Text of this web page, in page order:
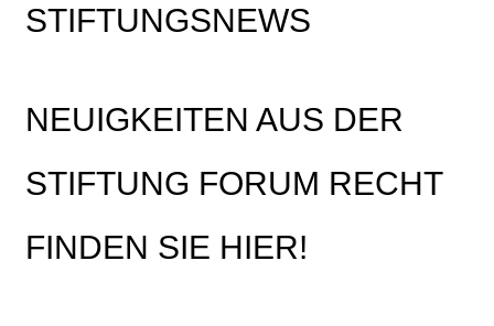
STIFTUNGSNEWS
NEUIGKEITEN AUS DER
STIFTUNG FORUM RECHT
FINDEN SIE HIER!